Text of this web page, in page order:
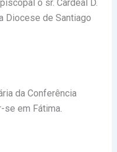
o sr. Cardeal D.
Diocese de Santiago
da Conferência
se em Fátima.